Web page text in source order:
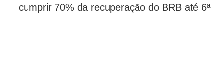
cumprir 70% da recuperação do BRB até 6ª